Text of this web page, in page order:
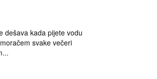
dešava kada pijete vodu
svake večeri